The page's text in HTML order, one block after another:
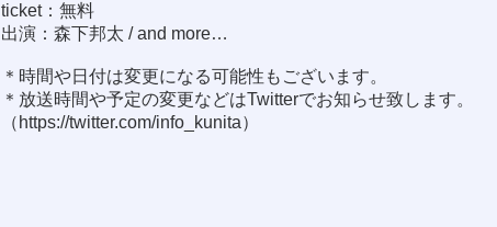
ticket：無料
出演：森下邦太 / and more…
＊時間や日付は変更になる可能性もございます。
＊放送時間や予定の変更などはTwitterでお知らせ致します。
（ https://twitter.com/info_kunita）